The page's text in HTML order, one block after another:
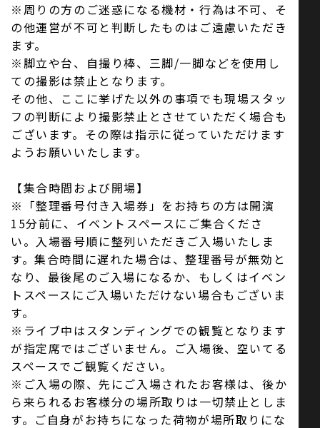
※周りの方のご迷惑になる機材・行為は不可、そ
の他運営が不可と判断したものはご遠慮いただき
ます。
※脚立や台、自撮り棒、三脚/一脚などを使用し
ての撮影は禁止となります。
その他、ここに挙げた以外の事項でも現場スタッ
フの判断により撮影禁止とさせていただく場合も
ございます。その際は指示に従っていただけます
ようお願いいたします。
【集合時間および開場】
※「整理番号付き入場券」をお持ちの方は開演
15分前に、イベントスペースにご集合くださ
い。入場番号順に整列いただきご入場いたしま
す。集合時間に遅れた場合は、整理番号が無効と
なり、最後尾のご入場になるか、もしくはイベン
トスペースにご入場いただけない場合もございま
す。
※ライブ中はスタンディングでの観覧となります
が指定席ではございません。ご入場後、空いてる
スペースでご観覧ください。
※ご入場の際、先にご入場されたお客様は、後か
ら来られるお客様分の場所取りは一切禁止としま
す。ご自身がお持ちになった荷物が場所取りにな